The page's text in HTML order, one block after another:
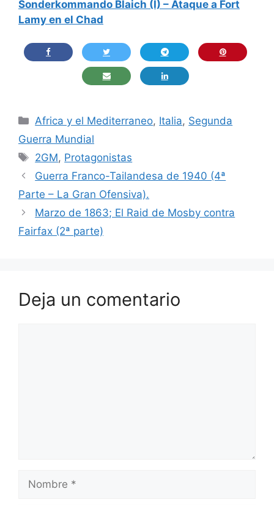
Sonderkommando Blaich (I) – Ataque a Fort
Lamy en el Chad
Categorías
Africa y el Mediterraneo, Italia, Segunda
Guerra Mundial
Etiquetas
2GM, Protagonistas
Guerra Franco-Tailandesa de 1940 (4ª
Parte – La Gran Ofensiva).
Marzo de 1863; El Raid de Mosby contra
Fairfax (2ª parte)
Deja un comentario
Nombre